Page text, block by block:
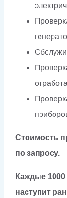
Стоимость
по запросу.
Каждые 1000
наступит